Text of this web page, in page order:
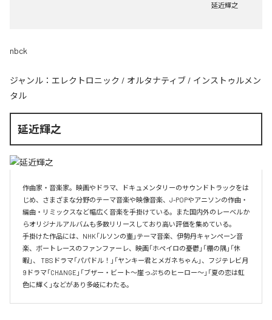
延近輝之
nbck
ジャンル： エレクトロニック / オルタナティブ / インストゥルメン
タル
延近輝之
作曲家・音楽家。映画やドラマ、ドキュメンタリーのサウンドトラックをは
じめ、さまざまな分野のテーマ音楽や映像音楽、J-POPやアニソンの作曲・
編曲・リミックスなど幅広く音楽を手掛けている。また国内外のレーベルか
らオリジナルアルバムも多数リリースしており高い評価を集めている。
手掛けた作品には、NHK「ルソンの壷」テーマ音楽、伊勢丹キャンペーン音
楽、ボートレースのファンファーレ、映画「ホペイロの憂鬱」「棚の隅」「休
暇」、 TBSドラマ「パパドル！」「ヤンキー君とメガネちゃん」、フジテレビ月
9ドラマ「CHANGE」「ブザー・ビート～崖っぷちのヒーロー～」「夏の恋は虹
色に輝く」などがあり多岐にわたる。